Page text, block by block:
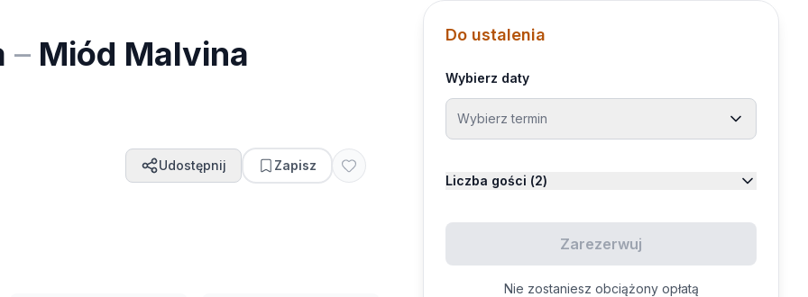
– Miód Malvina
Udostępnij Zapisz
Do ustalenia
Wybierz daty
Wybierz termin
Sierpień 2026
1
2
4 5 6 7 8
Liczba gości (2)
Od 13 lat
Zarezerwuj
Nie zostaniesz obciążony opłatą